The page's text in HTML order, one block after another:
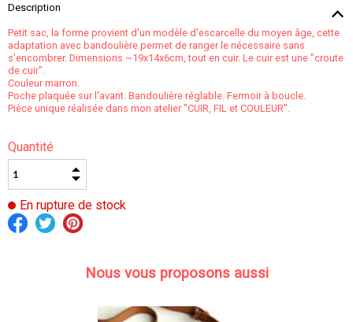
Description
Petit sac, la forme provient d'un modèle d'escarcelle du moyen âge, cette
adaptation avec bandoulière permet de ranger le nécessaire sans
s'encombrer. Dimensions ~19x14x6cm, tout en cuir. Le cuir est une "croute
de cuir".
Couleur marron.
Poche plaquée sur l'avant. Bandoulière réglable. Fermoir à boucle.
Pièce unique réalisée dans mon atelier "CUIR, FIL et COULEUR".
Quantité
En rupture de stock
Nous vous proposons aussi